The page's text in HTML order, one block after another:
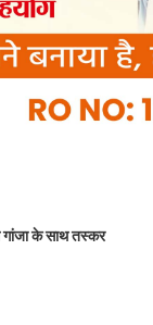
गांजा के साथ तस्कर